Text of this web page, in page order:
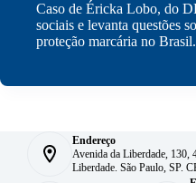
Caso de Éricka Lobo, do
sociais e levanta questões
proteção marcária no
Endereço
Avenida da Liberdade, 130,
Liberdade. São Paulo, SP.